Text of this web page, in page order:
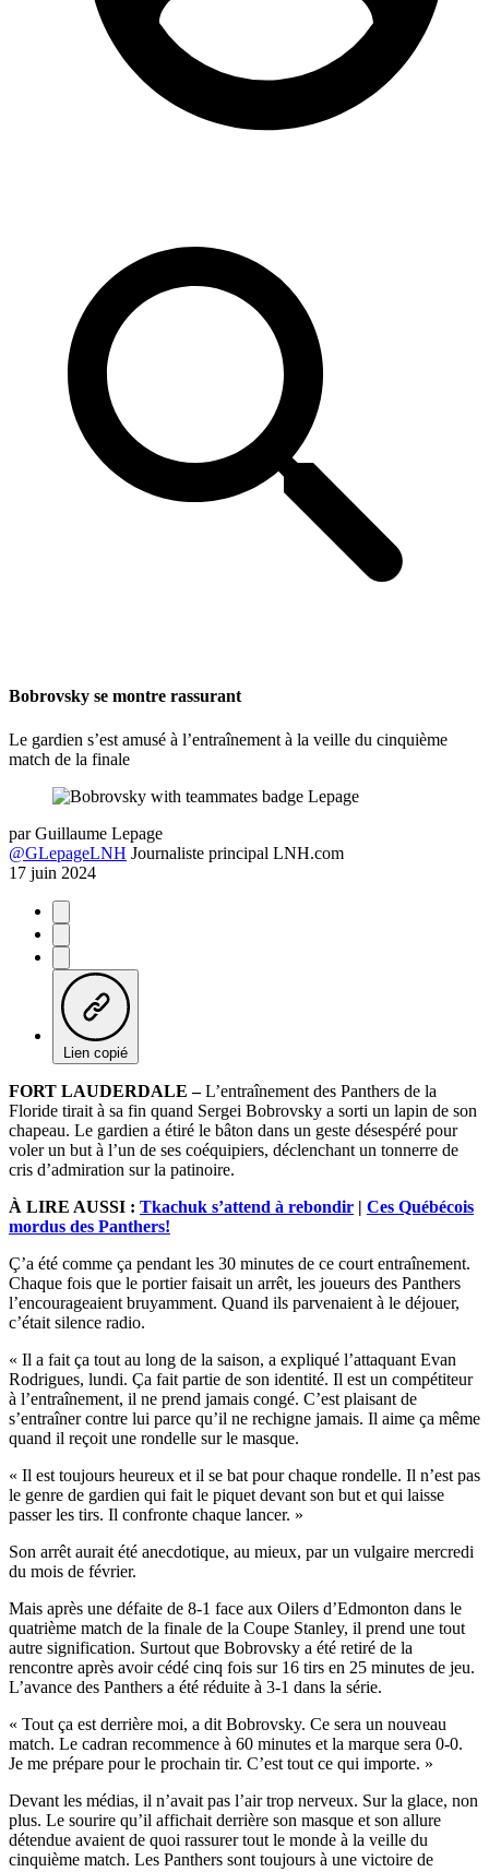
Bobrovsky se montre rassurant
Le gardien s’est amusé à l’entraînement à la veille du cinquième
match de la finale
par Guillaume Lepage
@GLepageLNH Journaliste principal LNH.com
17 juin 2024
Lien copié
FORT LAUDERDALE –L’entraînement des Panthers de la
Floride tirait à sa fin quand Sergei Bobrovsky a sorti un lapin de son
chapeau. Le gardien a étiré le bâton dans un geste désespéré pour
voler un but à l’un de ses coéquipiers, déclenchant un tonnerre de
cris d’admiration sur la patinoire.
À LIRE AUSSI : Tkachuk s’attend à rebondir | Ces Québécois
mordus des Panthers!
Ç’a été comme ça pendant les 30 minutes de ce court entraînement.
Chaque fois que le portier faisait un arrêt, les joueurs des Panthers
l’encourageaient bruyamment. Quand ils parvenaient à le déjouer,
c’était silence radio.
« Il a fait ça tout au long de la saison, a expliqué l’attaquant Evan
Rodrigues, lundi. Ça fait partie de son identité. Il est un compétiteur
à l’entraînement, il ne prend jamais congé. C’est plaisant de
s’entraîner contre lui parce qu’il ne rechigne jamais. Il aime ça même
quand il reçoit une rondelle sur le masque.
« Il est toujours heureux et il se bat pour chaque rondelle. Il n’est pas
le genre de gardien qui fait le piquet devant son but et qui laisse
passer les tirs. Il confronte chaque lancer. »
Son arrêt aurait été anecdotique, au mieux, par un vulgaire mercredi
du mois de février.
Mais après une défaite de 8-1 face aux Oilers d’Edmonton dans le
quatrième match de la finale de la Coupe Stanley, il prend une tout
autre signification. Surtout que Bobrovsky a été retiré de la
rencontre après avoir cédé cinq fois sur 16 tirs en 25 minutes de jeu.
L’avance des Panthers a été réduite à 3-1 dans la série.
« Tout ça est derrière moi, a dit Bobrovsky. Ce sera un nouveau
match. Le cadran recommence à 60 minutes et la marque sera 0-0.
Je me prépare pour le prochain tir. C’est tout ce qui importe. »
Devant les médias, il n’avait pas l’air trop nerveux. Sur la glace, non
plus. Le sourire qu’il affichait derrière son masque et son allure
détendue avaient de quoi rassurer tout le monde à la veille du
cinquième match. Les Panthers sont toujours à une victoire de